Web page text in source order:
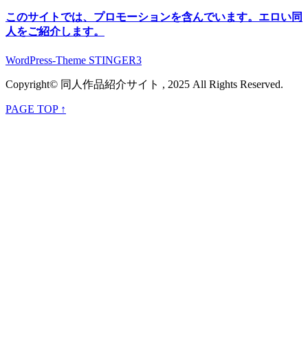
このサイトでは、プロモーションを含んでいます。エロい同
人をご紹介します。
WordPress-Theme STINGER3
Copyright© 同人作品紹介サイト , 2025 All Rights Reserved.
PAGE TOP ↑